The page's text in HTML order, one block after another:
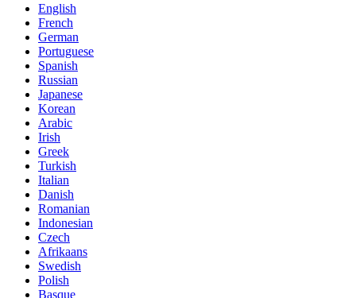
English
French
German
Portuguese
Spanish
Russian
Japanese
Korean
Arabic
Irish
Greek
Turkish
Italian
Danish
Romanian
Indonesian
Czech
Afrikaans
Swedish
Polish
Basque